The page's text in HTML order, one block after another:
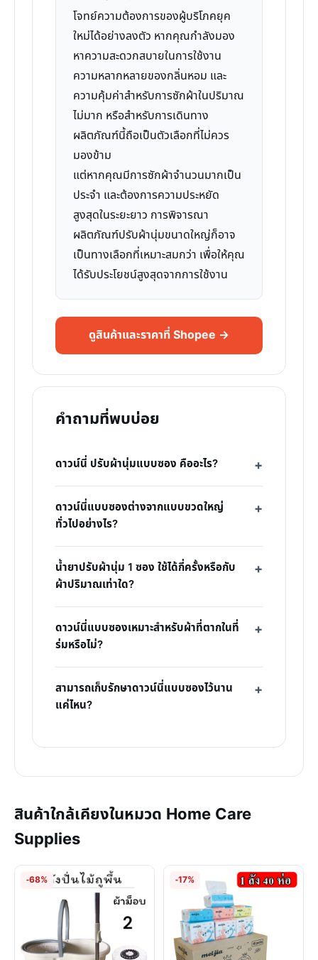
โจทย์ความต้องการของผู้บริโภคยุค
ใหม่ได้อย่างลงตัว หากคุณกำลังมอง
หาความสะดวกสบายในการใช้งาน
ความหลากหลายของกลิ่นหอม และ
ความคุ้มค่าสำหรับการซักผ้าในปริมาณ
ไม่มาก หรือสำหรับการเดินทาง
ผลิตภัณฑ์นี้ถือเป็นตัวเลือกที่ไม่ควร
มองข้าม
แต่หากคุณมีการซักผ้าจำนวนมากเป็น
ประจำ และต้องการความประหยัด
สูงสุดในระยะยาว การพิจารณา
ผลิตภัณฑ์ปรับผ้านุ่มขนาดใหญ่ก็อาจ
เป็นทางเลือกที่เหมาะสมกว่า เพื่อให้คุณ
ได้รับประโยชน์สูงสุดจากการใช้งาน
ดูสินค้าและราคาที่ Shopee →
คำถามที่พบบ่อย
ดาวน์นี่ ปรับผ้านุ่มแบบซอง คืออะไร?
ดาวน์นี่แบบซองต่างจากแบบขวดใหญ่
ทั่วไปอย่างไร?
น้ำยาปรับผ้านุ่ม 1 ซอง ใช้ได้กี่ครั้งหรือกับ
ผ้าปริมาณเท่าใด?
ดาวน์นี่แบบซองเหมาะสำหรับผ้าที่ตากในที่
ร่มหรือไม่?
สามารถเก็บรักษาดาวน์นี่แบบซองไว้นาน
แค่ไหน?
สินค้าใกล้เคียงในหมวด Home Care
Supplies
-68% -17%